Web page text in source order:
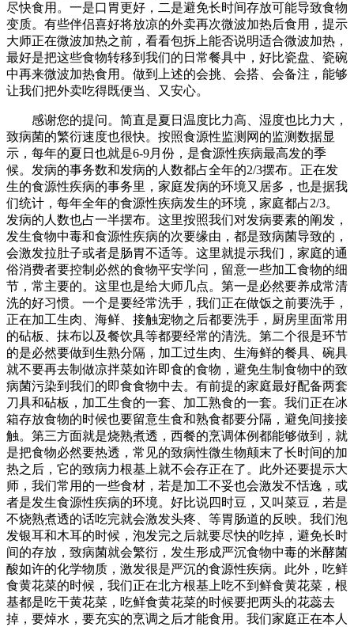
尽快食用。一是口胃更好，二是避免长时间存放可能导致食物
变质。有些伴侣喜好将放凉的外卖再次微波加热后食用，提示
大师正在微波加热之前，看看包拆上能否说明适合微波加热，
最好是把这些食物转移到我们的日常餐具中，好比瓷盘、瓷碗
中再来微波加热食用。做到上述的会挑、会搭、会备注，能够
让我们把外卖吃得既便当、又安心。
感谢您的提问。简直是夏日温度比力高、湿度也比力大，
致病菌的繁衍速度也很快。按照食源性监测网的监测数据显
示，每年的夏日也就是6-9月份，是食源性疾病最高发的季
候。发病的事务数和发病的人数都占全年的2/3摆布。正在发
生的食源性疾病的事务里，家庭发病的环境又居多，也是据我
们统计，每年全年的食源性疾病发生的环境，家庭都占2/3。
发病的人数也占一半摆布。这里按照我们对发病要素的阐发，
发生食物中毒和食源性疾病的次要缘由，都是致病菌导致的，
会激发拉肚子或者是肠胃不适等。这里就提示我们，家庭的通
俗消费者要控制必然的食物平安学问，留意一些加工食物的细
节，常主要的。这里也是给大师几点。第一是必然要养成常清
洗的好习惯。一个是要经常洗手，我们正在做饭之前要洗手，
正在加工生肉、海鲜、接触宠物之后都要洗手，厨房里面常用
的砧板、抹布以及餐饮具等都要经常的清洗。第二个很是环节
的是必然要做到生熟分隔，加工过生肉、生海鲜的餐具、碗具
就不要再去制做凉拌菜如许即食的食物，避免生制食物中的致
病菌污染到我们的即食食物中去。有前提的家庭最好配备两套
刀具和砧板，加工生食的一套、加工熟食的一套。我们正在冰
箱存放食物的时候也要留意生食和熟食都要分隔，避免间接接
触。第三方面就是烧熟煮透，西餐的烹调体例都能够做到，就
是把食物必然要热透，常见的致病性微生物颠末了长时间的加
热之后，它的致病力根基上就不会存正在了。此外还要提示大
师，我们常用的一些食材，若是加工不妥也会激发不恬逸，或
者是发生食源性疾病的环境。好比说四时豆，又叫菜豆，若是
不烧熟煮透的话吃完就会激发头疼、等胃肠道的反映。我们泡
发银耳和木耳的时候，泡发完之后就要尽快的吃掉，避免长时
间的存放，致病菌就会繁衍，发生形成严沉食物中毒的米酵菌
酸如许的化学物质，激发很是严沉的食源性疾病。此外，吃鲜
食黄花菜的时候，我们正在北方根基上吃不到鲜食黄花菜，根
基都是吃干黄花菜，吃鲜食黄花菜的时候要把两头的花蕊去
掉，要焯水，要充实的烹调之后才能食用。我们家庭正在本人